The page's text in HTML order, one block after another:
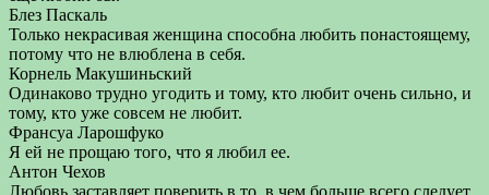
Блез Паскаль
Только некрасивая женщина способна любить понастоящему,
потому что не влюблена в себя.
Корнель Макушиньский
Одинаково трудно угодить и тому, кто любит очень сильно, и
тому, кто уже совсем не любит.
Франсуа Ларошфуко
Я ей не прощаю того, что я любил ее.
Антон Чехов
Любовь заставляет поверить в то, в чем больше всего следует